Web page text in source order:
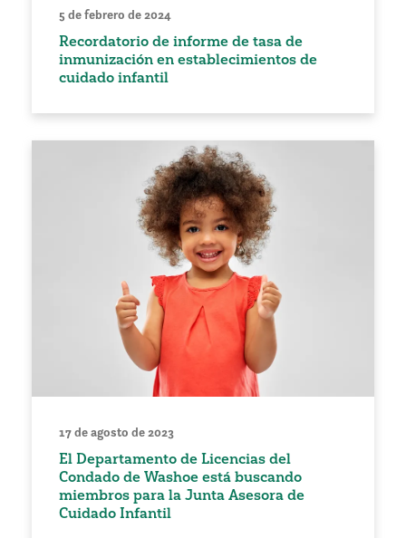
5 de febrero de 2024
Recordatorio de informe de tasa de
inmunización en establecimientos de
cuidado infantil
17 de agosto de 2023
El Departamento de Licencias del
Condado de Washoe está buscando
miembros para la Junta Asesora de
Cuidado Infantil